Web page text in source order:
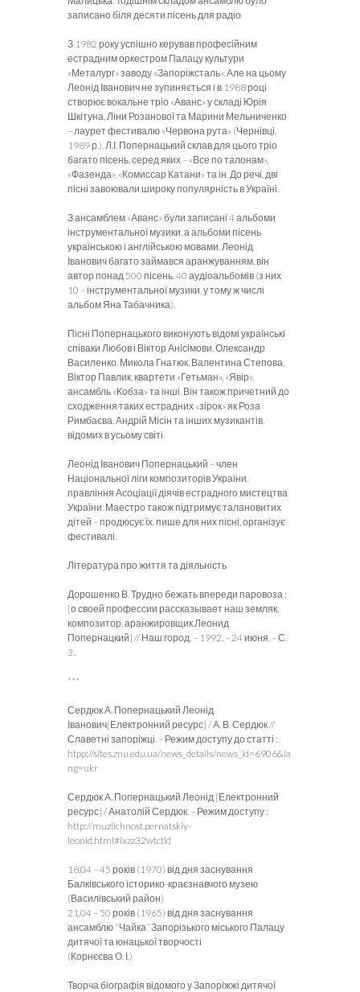
записано біля десяти пісень для радіо
З 1982 року успішно керував професійним
естрадним оркестром Палацу культури
«Металург» заводу «Запоріжсталь». Але на цьому
Леонід Іванович не зупиняється і в 1988 році
створює вокальне тріо «Аванс» у складі Юрія
Шкітуна, Ліни Розанової та Марини Мельниченко
– лаурет фестивалю «Червона рута» (Чернівці,
1989 р.). Л.І. Попернацький склав для цього тріо
багато пісень, серед яких – «Все по талонам»,
«Фазенда», «Комиссар Катани» та ін. До речі, дві
пісні завоювали широку популярність в Україні.
З ансамблем «Аванс» були записані 4 альбоми
інструментальної музики, а альбоми пісень
українською і англійською мовами. Леонід
Іванович багато займався аранжуванням, він
автор понад 500 пісень, 40 аудіоальбомів (з них
10 – інструментальної музики, у тому ж числі
альбом Яна Табачника).
Пісні Попернацького виконують відомі українські
співаки Любов і Віктор Анісімови, Олександр
Василенко, Микола Гнатюк, Валентина Степова,
Віктор Павлик, квартети «Гетьман», «Явір»,
ансамбль «Кобза» та інші. Він також причетний до
сходження таких естрадних «зірок» як Роза
Римбаєва, Андрій Місін та інших музикантів,
відомих в усьому світі.
Леонід Іванович Попернацький – член
Національної ліги композиторів України,
правління Асоціації діячів естрадного мистецтва
України. Маестро також підтримує талановитих
дітей – продюсує їх, пише для них пісні, організує
фестивалі.
Література про життя та діяльність
Дорошенко В. Трудно бежать впереди паровоза :
[о своей профессии рассказывает наш земляк,
композитор, аранжировщик Леонид
Попернацкий] // Наш город. – 1992. – 24 июня. – С.
3.
***
Сердюк А. Попернацький Леонід
Іванович[Електронний ресурс] / А. В. Сердюк //
Славетні запоріжці. – Режим доступу до статті :
htpp://sites.znu.edu.ua/news_details/news_id=6906&la
ng=ukr
Сердюк А. Попернацький Леонід [Електронний
ресурс] / Анатолій Сердюк. – Режим доступу :
http://muzlichnost.pernatskiy-
leonid.html#ixzz32wtctid
18.04 – 45 років (1970) від дня заснування
Балківського історико-краєзнавчого музею
(Василівський район)
21.04 – 50 років (1965) від дня заснування
ансамблю “Чайка” Запорізького міського Палацу
дитячої та юнацької творчості
(Корнєєва О. І.)
Творча біографія відомого у Запоріжжі дитячої